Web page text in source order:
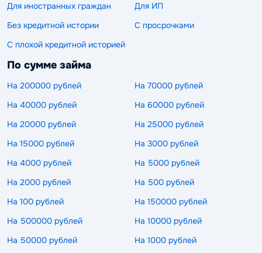
Для иностранных граждан
Для ИП
Без кредитной истории
С просрочками
С плохой кредитной историей
По сумме займа
На 200000 рублей
На 70000 рублей
На 40000 рублей
На 60000 рублей
На 20000 рублей
На 25000 рублей
На 15000 рублей
На 3000 рублей
На 4000 рублей
На 5000 рублей
На 2000 рублей
На 500 рублей
На 100 рублей
На 150000 рублей
На 500000 рублей
На 10000 рублей
На 50000 рублей
На 1000 рублей